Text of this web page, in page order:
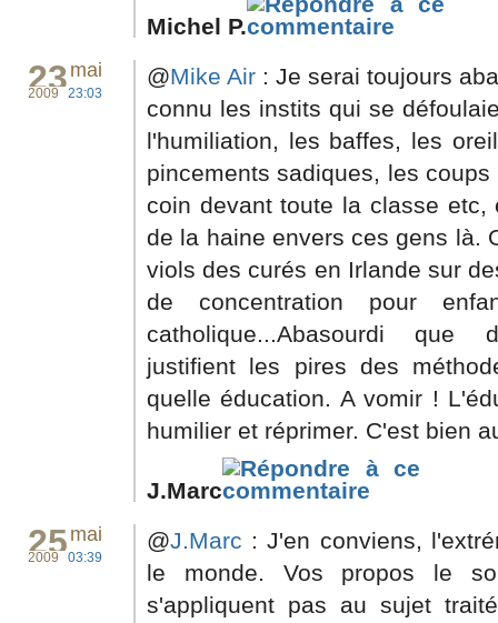
Michel P.
23 mai
2009 23:03
@Mike Air : Je serai toujours
connu les instits qui se
l'humiliation, les baffes, les
pincements sadiques, les
coin devant toute la classe
de la haine envers ces gens là.
viols des curés en Irlande sur
de concentration pour
catholique...Abasourdi que
justifient les pires des
quelle éducation. A vomir !
humilier et réprimer. C'est bien
J.Marc
25 mai
2009 03:39
@J.Marc : J'en conviens,
le monde. Vos propos le
s'appliquent pas au sujet